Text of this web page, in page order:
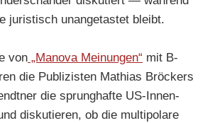
juristisch unangetastet bleibt.
von „Manova Meinungen“ mit B-
die Publizisten Mathias Bröckers
die sprunghafte US-Innen-
diskutieren, ob die multipolare